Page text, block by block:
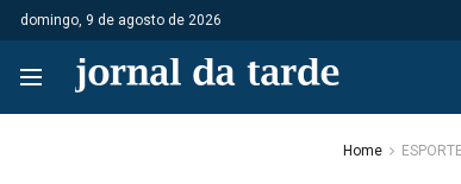
domingo, 9 de agosto de 2026
Home